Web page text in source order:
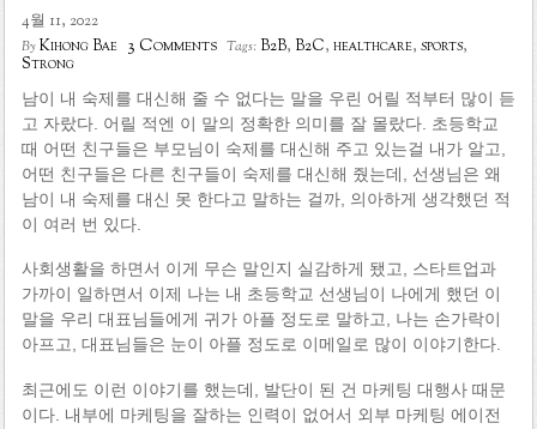
4월 11, 2022
ByKihong Bae 3 Comments Tags: B2B, B2C, healthcare, sports,
Strong
남이 내 숙제를 대신해 줄 수 없다는 말을 우린 어릴 적부터 많이 듣
고 자랐다. 어릴 적엔 이 말의 정확한 의미를 잘 몰랐다. 초등학교
때 어떤 친구들은 부모님이 숙제를 대신해 주고 있는걸 내가 알고,
어떤 친구들은 다른 친구들이 숙제를 대신해 줬는데, 선생님은 왜
남이 내 숙제를 대신 못 한다고 말하는 걸까, 의아하게 생각했던 적
이 여러 번 있다.
사회생활을 하면서 이게 무슨 말인지 실감하게 됐고, 스타트업과
가까이 일하면서 이제 나는 내 초등학교 선생님이 나에게 했던 이
말을 우리 대표님들에게 귀가 아플 정도로 말하고, 나는 손가락이
아프고, 대표님들은 눈이 아플 정도로 이메일로 많이 이야기한다.
최근에도 이런 이야기를 했는데, 발단이 된 건 마케팅 대행사 때문
이다. 내부에 마케팅을 잘하는 인력이 없어서 외부 마케팅 에이전